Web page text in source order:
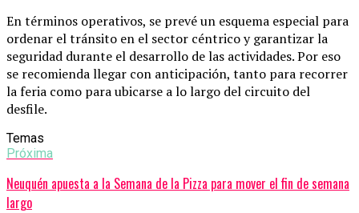
En términos operativos, se prevé un esquema especial para
ordenar el tránsito en el sector céntrico y garantizar la
seguridad durante el desarrollo de las actividades. Por eso
se recomienda llegar con anticipación, tanto para recorrer
la feria como para ubicarse a lo largo del circuito del
desfile.
Temas
Próxima
Neuquén apuesta a la Semana de la Pizza para mover el fin de semana
largo